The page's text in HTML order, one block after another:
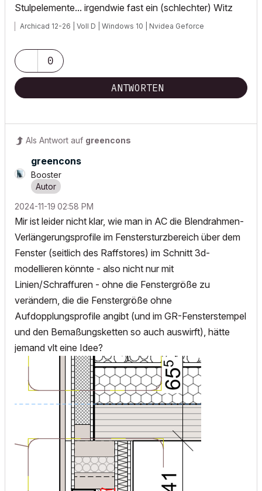
Stulpelemente... irgendwie fast ein (schlechter) Witz
Archicad 12-26 | Voll D | Windows 10 | Nvidea Geforce
0
ANTWORTEN
Als Antwort auf greencons
greencons
Booster
‎2024-11-19 02:58 PM
Mir ist leider nicht klar, wie man in AC die Blendrahmen-
Verlängerungsprofile im Fenstersturzbereich über dem
Fenster (seitlich des Raffstores) im Schnitt 3d-
modellieren könnte - also nicht nur mit
Linien/Schraffuren - ohne die Fenstergröße zu
verändern, die die Fenstergröße ohne
Aufdopplungsprofile angibt (und im GR-Fensterstempel
und den Bemaßungsketten so auch auswirft), hätte
jemand vlt eine Idee?